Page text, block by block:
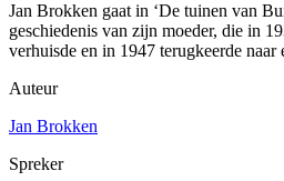
Jan Brokken gaat in ‘De tuinen van
geschiedenis van zijn moeder, die in
verhuisde en in 1947 terugkeerde naar
Auteur
Jan Brokken
Spreker